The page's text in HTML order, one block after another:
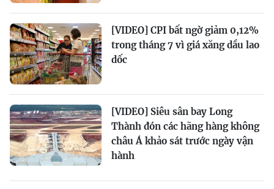
[VIDEO] CPI bất ngờ giảm 0,12%
trong tháng 7 vì giá xăng dầu lao
dốc
[VIDEO] Siêu sân bay Long
Thành đón các hãng hàng không
châu Á khảo sát trước ngày vận
hành